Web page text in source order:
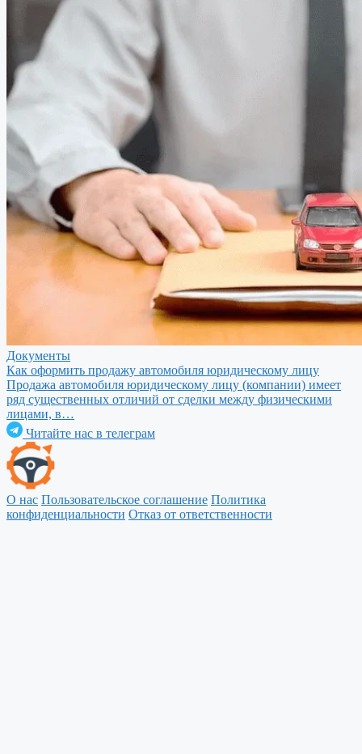
Документы
Как оформить продажу автомобиля юридическому лицу
Продажа автомобиля юридическому лицу (компании) имеет
ряд существенных отличий от сделки между физическими
лицами, в…
Читайте нас в телеграм
О нас Пользовательское соглашение Политика
конфиденциальности Отказ от ответственности